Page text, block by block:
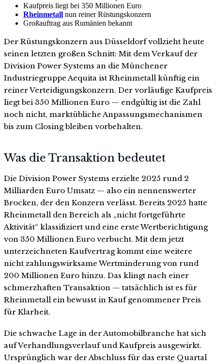
Kaufpreis liegt bei 350 Millionen Euro
Rheinmetall nun reiner Rüstungskonzern
Großauftrag aus Rumänien bekannt
Der Rüstungskonzern aus Düsseldorf vollzieht heute
seinen letzten großen Schnitt: Mit dem Verkauf der
Division Power Systems an die Münchener
Industriegruppe Aequita ist Rheinmetall künftig ein
reiner Verteidigungskonzern. Der vorläufige Kaufpreis
liegt bei 350 Millionen Euro — endgültig ist die Zahl
noch nicht, marktübliche Anpassungsmechanismen
bis zum Closing bleiben vorbehalten.
Was die Transaktion bedeutet
Die Division Power Systems erzielte 2025 rund 2
Milliarden Euro Umsatz — also ein nennenswerter
Brocken, der den Konzern verlässt. Bereits 2025 hatte
Rheinmetall den Bereich als „nicht fortgeführte
Aktivität“ klassifiziert und eine erste Wertberichtigung
von 350 Millionen Euro verbucht. Mit dem jetzt
unterzeichneten Kaufvertrag kommt eine weitere
nicht zahlungswirksame Wertminderung von rund
200 Millionen Euro hinzu. Das klingt nach einer
schmerzhaften Transaktion — tatsächlich ist es für
Rheinmetall ein bewusst in Kauf genommener Preis
für Klarheit.
Die schwache Lage in der Automobilbranche hat sich
auf Verhandlungsverlauf und Kaufpreis ausgewirkt.
Ursprünglich war der Abschluss für das erste Quartal